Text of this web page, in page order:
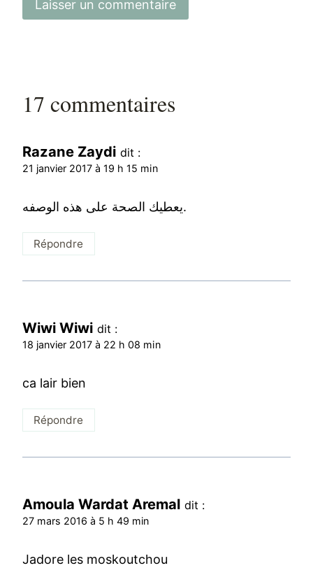
17 commentaires
Razane Zaydi dit :
21 janvier 2017 à 19 h 15 min
يعطيك الصحة على هذه الوصفه.
Répondre
Wiwi Wiwi dit :
18 janvier 2017 à 22 h 08 min
ca lair bien
Répondre
Amoula Wardat Aremal dit :
27 mars 2016 à 5 h 49 min
Jadore les moskoutchou